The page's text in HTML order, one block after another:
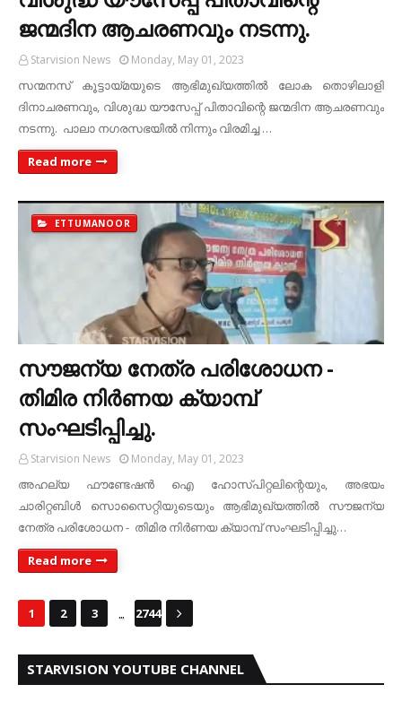
ജന്മദിന ആചരണവും നടന്നു.
Starvision News Monday, May 01, 2023
സന്മനസ് കൂട്ടായ്മയുടെ ആഭിമുഖ്യത്തില്‍ ലോക തൊഴിലാളി
ദിനാചരണവും, വിശുദ്ധ യൗസേപ്പ് പിതാവിന്റെ ജന്മദിന ആചരണവും
നടന്നു. പാലാ നഗരസഭയില്‍ നിന്നും വിരമിച്ച …
Read more
ETTUMANOOR
സൗജന്യ നേത്ര പരിശോധന -
തിമിര നിര്‍ണയ ക്യാമ്പ്
സംഘടിപ്പിച്ചു.
Starvision News Monday, May 01, 2023
അഹല്യ ഫൗണ്ടേഷന്‍ ഐ ഹോസ്പിറ്റലിന്റെയും, അഭയം
ചാരിറ്റബിള്‍ സൊസൈറ്റിയുടെയും ആഭിമുഖ്യത്തില്‍ സൗജന്യ
നേത്ര പരിശോധന - തിമിര നിര്‍ണയ ക്യാമ്പ് സംഘടിപ്പിച്ചു…
Read more
1 2 3 ... 2744
STARVISION YOUTUBE CHANNEL